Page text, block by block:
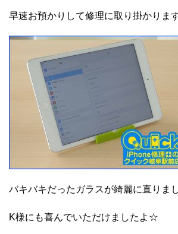
早速お預かりして修理に取り掛かりま
バキバキだったガラスが綺麗に直りま
K様にも喜んでいただけましたよ☆